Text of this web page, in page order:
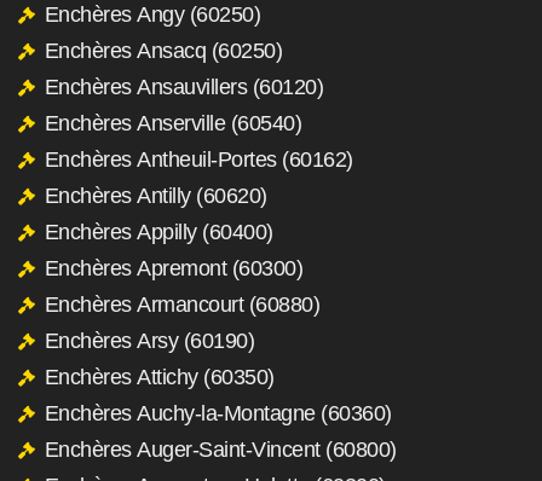
Enchères Angy (60250)
Enchères Ansacq (60250)
Enchères Ansauvillers (60120)
Enchères Anserville (60540)
Enchères Antheuil-Portes (60162)
Enchères Antilly (60620)
Enchères Appilly (60400)
Enchères Apremont (60300)
Enchères Armancourt (60880)
Enchères Arsy (60190)
Enchères Attichy (60350)
Enchères Auchy-la-Montagne (60360)
Enchères Auger-Saint-Vincent (60800)